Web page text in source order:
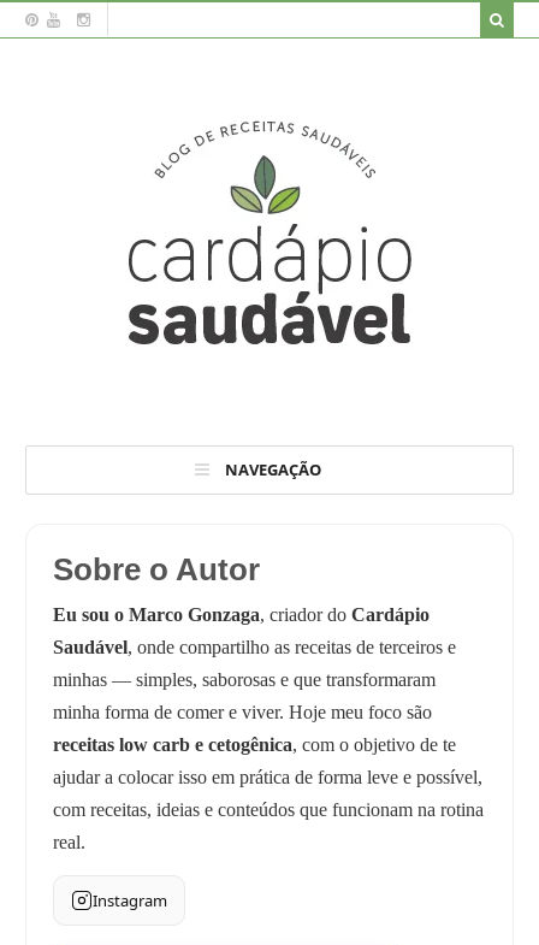
NAVEGAÇÃO
Sobre o Autor
Eu sou o Marco Gonzaga, criador doCardápio
Saudável, onde compartilho as receitas de terceiros e
minhas — simples, saborosas e que transformaram
minha forma de comer e viver. Hoje meu foco são
receitas low carb e cetogênica, com o objetivo de te
ajudar a colocar isso em prática de forma leve e possível,
com receitas, ideias e conteúdos que funcionam na rotina
real.
Instagram